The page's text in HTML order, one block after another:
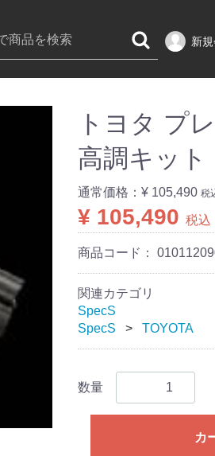
新
トヨタ プ
高調キット
通常価格： ¥ 105,490 税
¥ 105,490 税込
商品コード：
関連カテゴリ
SpecS
SpecS
TOYOTA
数量
カ